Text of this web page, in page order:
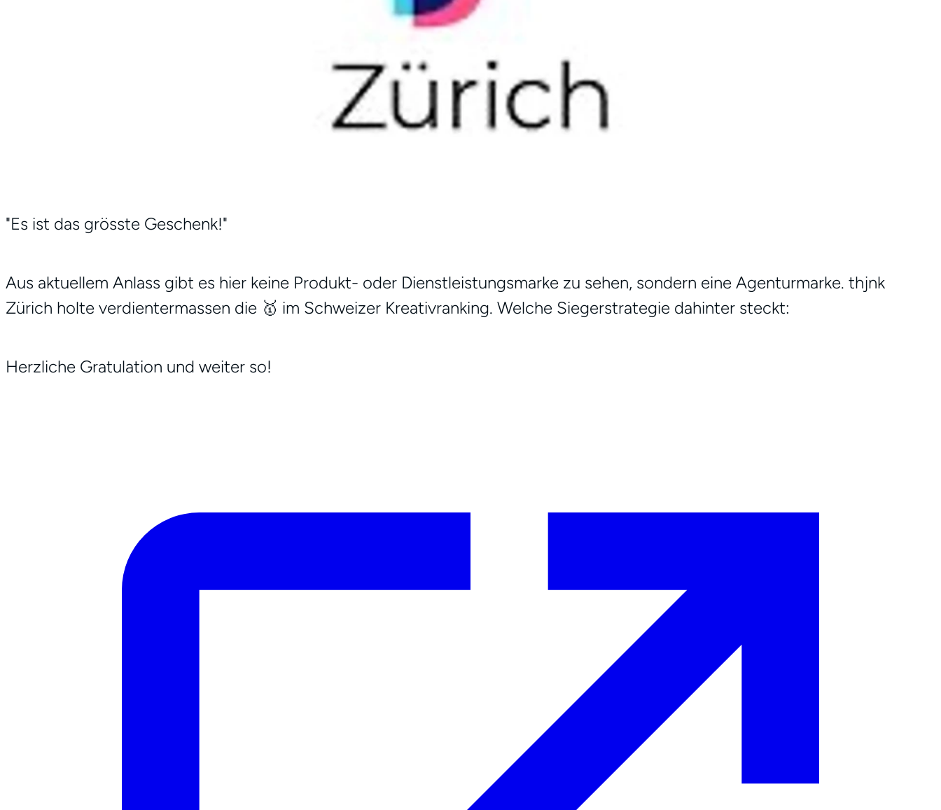
"Es ist das grösste Geschenk!"
Aus aktuellem Anlass gibt es hier keine Produkt- oder Dienstleistungsmarke zu sehen, sondern eine Agenturmarke. thjnk
Zürich holte verdientermassen die 🥇 im Schweizer Kreativranking. Welche Siegerstrategie dahinter steckt:
Herzliche Gratulation und weiter so!